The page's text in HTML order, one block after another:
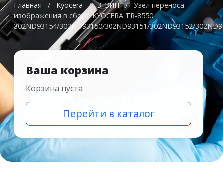
Главная / Kyocera / 3. ЗИП /
Узел переноса
изображения в сборе KYOCERA TR-8550
302ND93154/302ND93150/302ND93151/302ND93152/
Ваша корзина
Корзина пуста
Перейти в каталог